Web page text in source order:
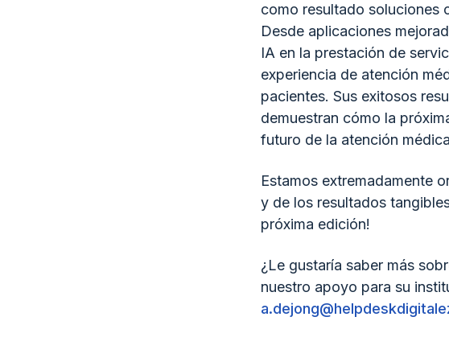
como resultado soluciones
Desde aplicaciones
IA en la prestación de
experiencia de atención
pacientes. Sus exitosos
demuestran cómo la
futuro de la atención
Estamos extremadamente
y de los resultados
próxima edición!
¿Le gustaría saber más
nuestro apoyo para su